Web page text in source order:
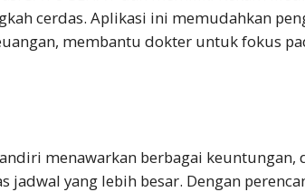
cerdas. Aplikasi ini memudahkan
membantu dokter untuk fokus
menawarkan berbagai keuntungan,
jadwal yang lebih besar. Dengan